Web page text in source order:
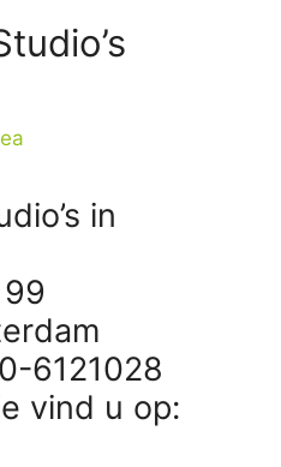
in
6121028
vind u op: